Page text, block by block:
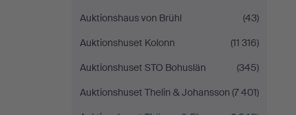
Auktionshaus von Brühl
(43)
Auktionshuset Kolonn
(11 316)
Auktionshuset STO Bohuslän
(345)
Auktionshuset Thelin & Johansson (7 401)